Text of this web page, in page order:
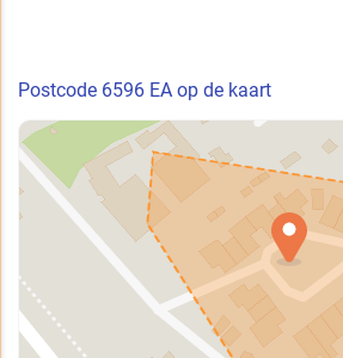
Postcode 6596 EA op de kaart